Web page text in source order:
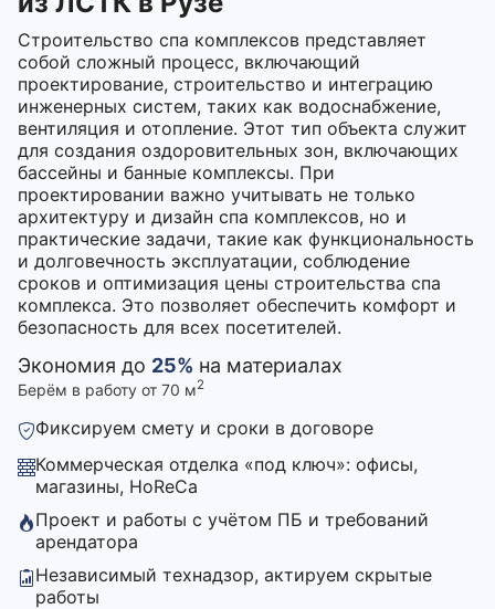
Строительство спа комплексов представляет
собой сложный процесс, включающий
проектирование, строительство и интеграцию
инженерных систем, таких как водоснабжение,
вентиляция и отопление. Этот тип объекта служит
для создания оздоровительных зон, включающих
бассейны и банные комплексы. При
проектировании важно учитывать не только
архитектуру и дизайн спа комплексов, но и
практические задачи, такие как функциональность
и долговечность эксплуатации, соблюдение
сроков и оптимизация цены строительства спа
комплекса. Это позволяет обеспечить комфорт и
безопасность для всех посетителей.
Экономия до 25% на материалах
Берём в работу от 70 м2
Фиксируем смету и сроки в договоре
Коммерческая отделка «под ключ»: офисы,
магазины, HoReCa
Проект и работы с учётом ПБ и требований
арендатора
Независимый технадзор, актируем скрытые
работы